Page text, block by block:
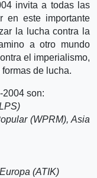
invita a todas las
en este importante
la lucha contra la
a otro mundo
el imperialismo,
de lucha.
2004 son:
(WPRM), Asia
(ATIK)